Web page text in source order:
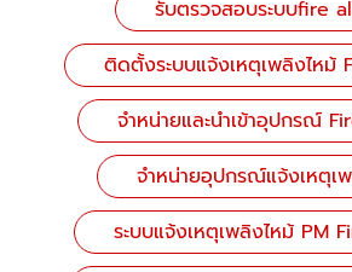
รับตรวจสอบระบบfire
ติดตั้งระบบแจ้งเหตุเพลิงไหม้
จำหน่ายและนำเข้าอุปกรณ์
จำหน่ายอุปกรณ์แจ้งเหตุเ
ระบบแจ้งเหตุเพลิงไหม้ PM